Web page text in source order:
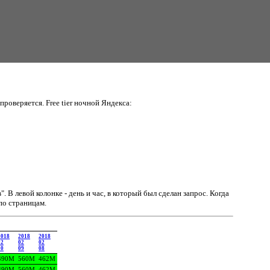
Free tier ночной Яндекса:
В левой колонке - день и час, в который был сделан запрос. Когда
страницам.
2018
02
09
2018
02
08
560M 462M